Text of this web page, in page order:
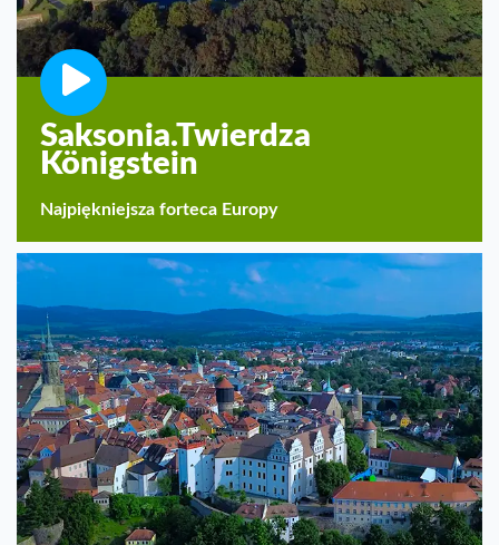
Saksonia.Twierdza
Königstein
Najpiękniejsza forteca Europy